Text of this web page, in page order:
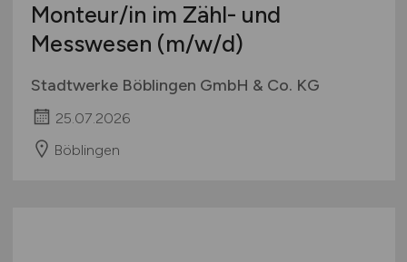
Monteur/in im Zähl- und
Messwesen (m/w/d)
Stadtwerke Böblingen GmbH & Co. KG
25.07.2026
Böblingen